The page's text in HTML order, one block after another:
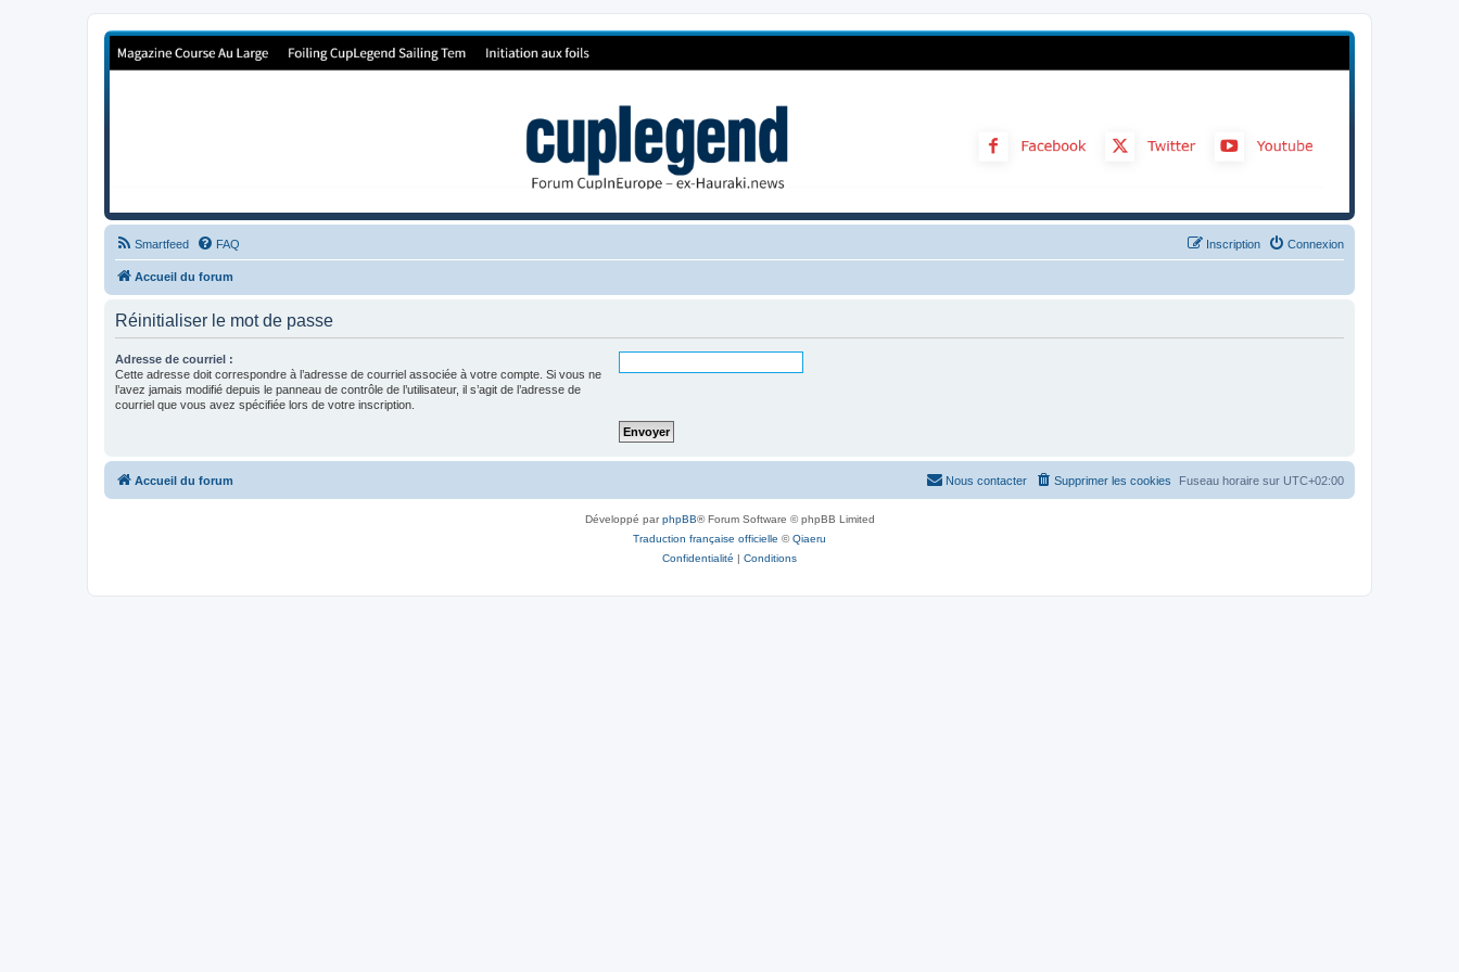
Forum de Cup In Europe
Smartfeed FAQ Connexion
Inscription
Accueil du forum
Réinitialiser le mot de passe
Adresse de courriel :
Cette adresse doit correspondre à l’adresse de courriel associée à votre compte. Si vous ne
l’avez jamais modifié depuis le panneau de contrôle de l’utilisateur, il s’agit de l’adresse de
courriel que vous avez spécifiée lors de votre inscription.
Accueil du forum Fuseau horaire sur UTC+02:00
Supprimer les cookies
Nous contacter
Développé parphpBB® Forum Software © phpBB Limited
Traduction française officielle ©Qiaeru
Confidentialité | Conditions